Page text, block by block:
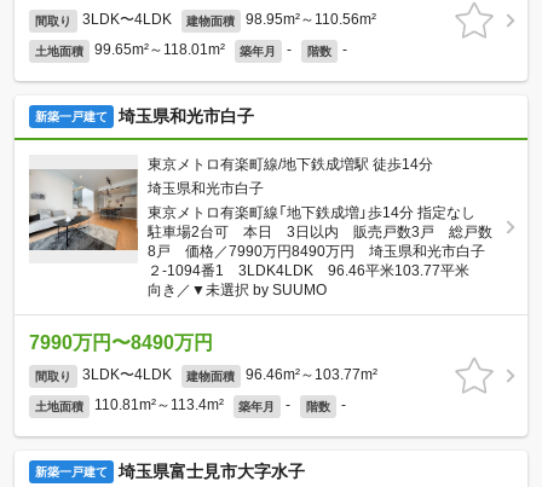
間取り 3LDK〜4LDK 建物面積 98.95m²～110.56m²
土地面積 99.65m²～118.01m² 築年月 - 階数 -
新築一戸建て 埼玉県和光市白子
東京メトロ有楽町線/地下鉄成増駅 徒歩14分
埼玉県和光市白子
東京メトロ有楽町線「地下鉄成増」歩14分 指定なし
駐車場2台可 本日 3日以内 販売戸数3戸 総戸数
8戸 価格／7990万円8490万円 埼玉県和光市白子
２-1094番1 3LDK4LDK 96.46平米103.77平米
向き／▼未選択 by SUUMO
7990万円〜8490万円
間取り 3LDK〜4LDK 建物面積 96.46m²～103.77m²
土地面積 110.81m²～113.4m² 築年月 - 階数 -
新築一戸建て 埼玉県富士見市大字水子